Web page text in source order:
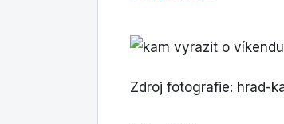
Zdroj fotografie: hrad-